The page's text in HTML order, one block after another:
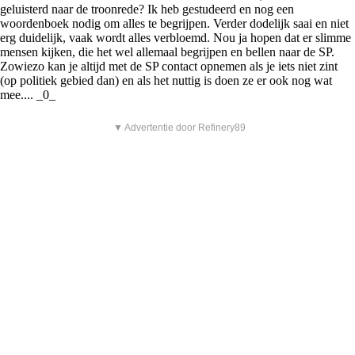
geluisterd naar de troonrede? Ik heb gestudeerd en nog een
woordenboek nodig om alles te begrijpen. Verder dodelijk saai en niet
erg duidelijk, vaak wordt alles verbloemd. Nou ja hopen dat er slimme
mensen kijken, die het wel allemaal begrijpen en bellen naar de SP.
Zowiezo kan je altijd met de SP contact opnemen als je iets niet zint
(op politiek gebied dan) en als het nuttig is doen ze er ook nog wat
mee.... _0_
▼ Advertentie door Refinery89